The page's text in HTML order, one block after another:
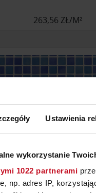
Ustawienia
wykorzystanie
1022 partnerami
np. adres IP,
263,56 ZŁ/M²
MOZAIKA 25004-B